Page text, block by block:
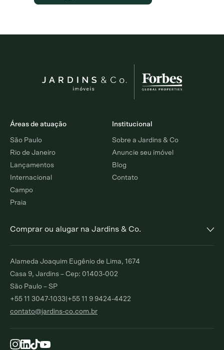
Áreas de atuação
São Paulo
Rio de Janeiro
Lançamentos
Internacional
Campo
Praia
Institucional
Sobre a Jardins & Co
Anuncie seu imóvel
Blog
Contato
Comprar ou alugar na Jardins & Co.
Alto de Pinheiros
Comprar Alugar
Jardim Europa
Moema Índios
ComprarAlugar Comprar
ComprarAlugar Comprar
Alameda Joaquim Eugênio de Lima, 1674
Casa 9, Jardins – Cep: 01403-002
São Paulo – SP
+55 11 3047-1033 +55 11 9 9424-4422
contato@jardins-co.com.br